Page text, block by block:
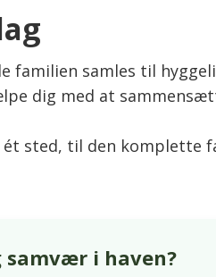
familien samles til
dig med at
sted, til den komplette
samvær i haven?